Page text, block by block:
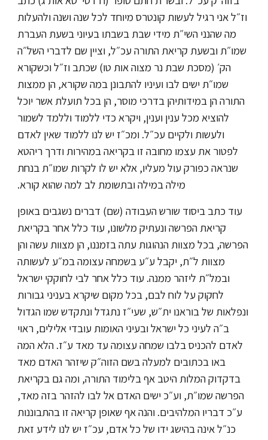
וז״ל אני רגיל לעשות קונטרס מיוחד לכל שנה ושנה ולהעלות
מה שהנני השי״ת מידי שבת בשבתו בעיוני בשעת העברת
שמו״ת ובשעת קריאת התורה עכ״ל, וציין שם לדברי השל״ה
הק׳ (מסכת שבת נר מצוה אות טו) שכתב וז״ל וכשקורא
שמו״ת ישים לבו ועיניו להתבונן במה שקורא, הן ממצות
התורה הן במידותיהן בדרכי מוסר, הן בכל תועלת אשר יוכל
להוציא מכל ענין וענין, ויקרא כדי ללמוד וללמד לשמור
ולעשות ולקיים עכ״ל. ומכ״ז יש לנו ללמוד שאין לאדם
לפטור את עצמו מחובה זו בקריאה במהירות ודרך ריהטא
שנראה כפורק עול מעליו, אלא יש לו לקרות שמו״ת בנחת
מילה במילה ובתשומת לב למה שהוא קורא.
עוד כתב ביסוד שורש העבודה (שם) דברים נשגבים באופן
קריאת הפרשה ונעתיק מלשונו, עוד כלל אחר בקריאת
הפרשה, בכל מצוות הנהוגות עתה בזמננו, הן מצוות עשה והן
מצוות ל״ת, יקבל ע״ע בשמחה עצומה במ״ע לעשותה
ובמל״ת ליזהר ממנה. עוד כלל אחר לבי לחוקקי ישראל
לחקוק על לוח לבם, בכל מקום שיקרא בעניני גבורות
ונפלאות של בוראנו ית״ש, שעי״ז נתגדל ונתקדש שמו הגדול
ב״ה לעיני כל ישראל ובעיני האומות עובדי אלילים, ראוי
לאדם להכניס בלבו שמחה עצומה עד מאד ע״ז. הלא המה
באו בכתובים למעלה בשם הזוה״ק שיזהר האדם מאד
בדקדוק המלות היטב אף בלימוד התורה, ומה גם בקריאת
הפרשה שמו״ת, וע״כ ישים האדם אל לבו להזהר בזה מאד,
ע״כ דבריו המלהיבים. והנה אף שאופן קריאה זו בהתבוננות
כנ״ל אינה בהישג ידו של כל אדם, עכ״ז יש לנו לידע זאת